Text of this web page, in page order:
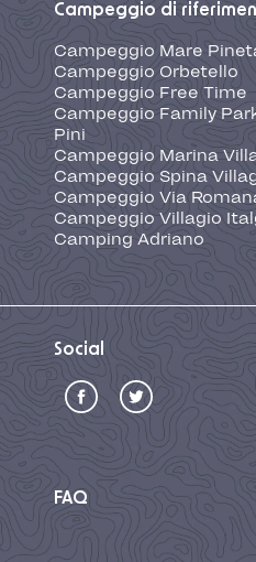
Campeggio di
Campeggio Mare
Campeggio Orbetello
Campeggio Free Time
Campeggio Family
Pini
Campeggio Marina
Campeggio Spina
Campeggio Via
Campeggio Villagio
Camping Adriano
Social
FAQ